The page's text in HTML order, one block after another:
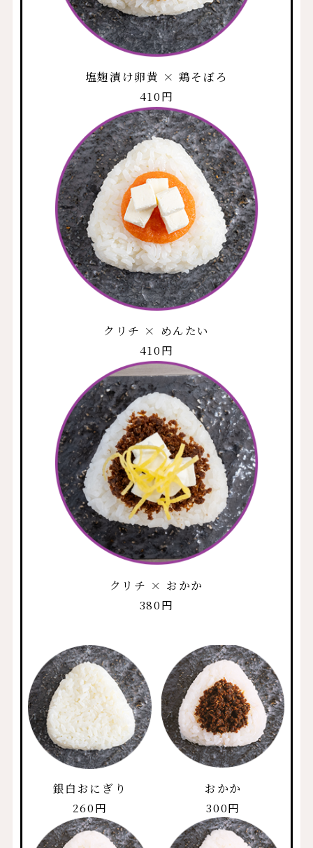
塩麹漬け卵黄 × 鶏そぼろ
410円
クリチ × めんたい
410円
クリチ × おかか
380円
銀白おにぎり
260円
おかか
300円